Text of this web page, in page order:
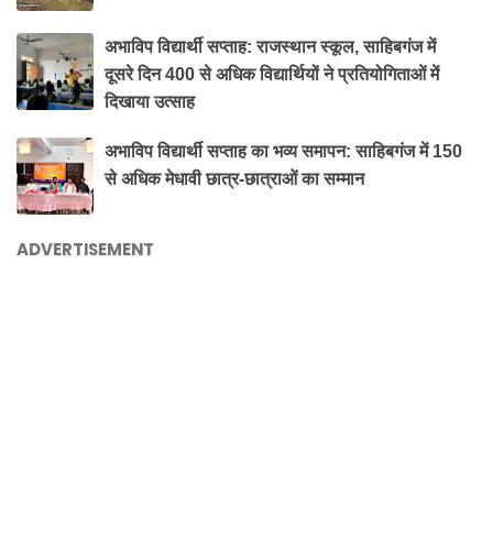
अभाविप विद्यार्थी सप्ताह: राजस्थान स्कूल, साहिबगंज में
दूसरे दिन 400 से अधिक विद्यार्थियों ने प्रतियोगिताओं में
दिखाया उत्साह
अभाविप विद्यार्थी सप्ताह का भव्य समापन: साहिबगंज में 150
से अधिक मेधावी छात्र-छात्राओं का सम्मान
ADVERTISEMENT